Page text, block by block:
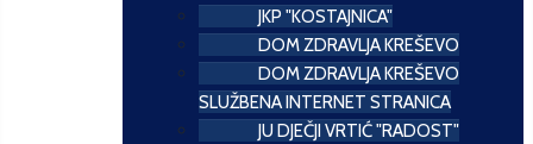
JKP "KOSTAJNICA"
DOM ZDRAVLJA KREŠEVO
DOM ZDRAVLJA KREŠEVO
SLUŽBENA INTERNET STRANICA
JU DJEČJI VRTIĆ "RADOST"